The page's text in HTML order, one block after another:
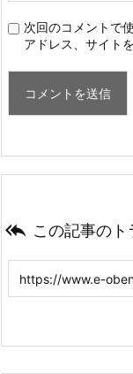
次回のコメントで
アドレス、サイト
 この記事の